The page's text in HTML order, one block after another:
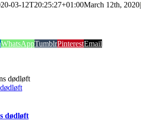
03-12T20:25:27+01:00March 12th, 2020|
WhatsAppTumblrPinterestEmail
dødløft